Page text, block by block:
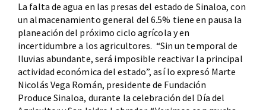
La falta de agua en las presas del estado de Sinaloa, con
un almacenamiento general del 6.5% tiene en pausa la
planeación del próximo ciclo agrícola y en
incertidumbre a los agricultores. “Sin un temporal de
lluvias abundante, será imposible reactivar la principal
actividad económica del estado”, así lo expresó Marte
Nicolás Vega Román, presidente de Fundación
Produce Sinaloa, durante la celebración del Día del